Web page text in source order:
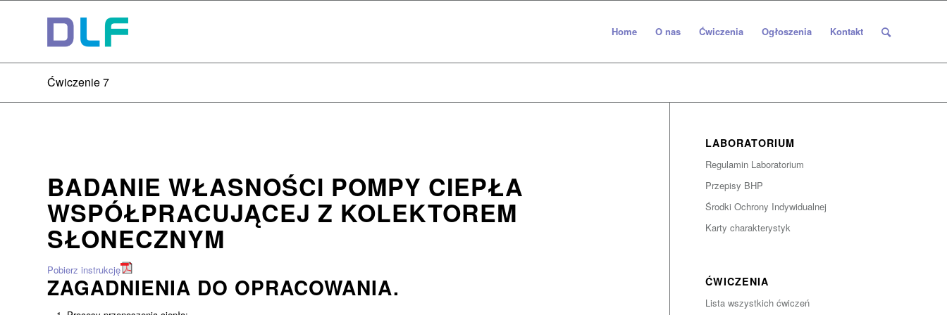
Home O nas Ćwiczenia Ogłoszenia Kontakt
Ćwiczenie 7
BADANIE WŁASNOŚCI POMPY CIEPŁA
WSPÓŁPRACUJĄCEJ Z KOLEKTOREM
SŁONECZNYM
Pobierz instrukcję
ZAGADNIENIA DO OPRACOWANIA.
LABORATORIUM
Regulamin Laboratorium
Przepisy BHP
Środki Ochrony Indywidualnej
Karty charakterystyk
ĆWICZENIA
Lista wszystkich ćwiczeń